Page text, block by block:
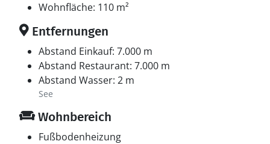
Wohnfläche: 110 m²
Entfernungen
Abstand Einkauf: 7.000 m
Abstand Restaurant: 7.000 m
Abstand Wasser: 2 m
See
Wohnbereich
Fußbodenheizung